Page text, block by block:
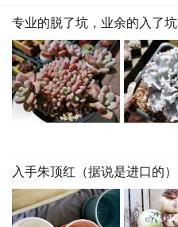
专业的脱了坑，业余的入了坑
入手朱顶红（据说是进口的）